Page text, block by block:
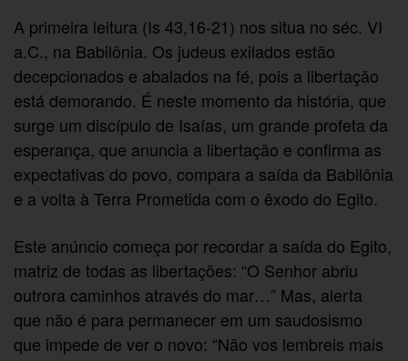
A primeira leitura (Is 43,16-21) nos situa no séc. VI
a.C., na Babilônia. Os judeus exilados estão
decepcionados e abalados na fé, pois a libertação
está demorando. É neste momento da história, que
surge um discípulo de Isaías, um grande profeta da
esperança, que anuncia a libertação e confirma as
expectativas do povo, compara a saída da Babilônia
e a volta à Terra Prometida com o êxodo do Egito.
Este anúncio começa por recordar a saída do Egito,
matriz de todas as libertações: “O Senhor abriu
outrora caminhos através do mar…” Mas, alerta
que não é para permanecer em um saudosismo
que impede de ver o novo: “Não vos lembreis mais